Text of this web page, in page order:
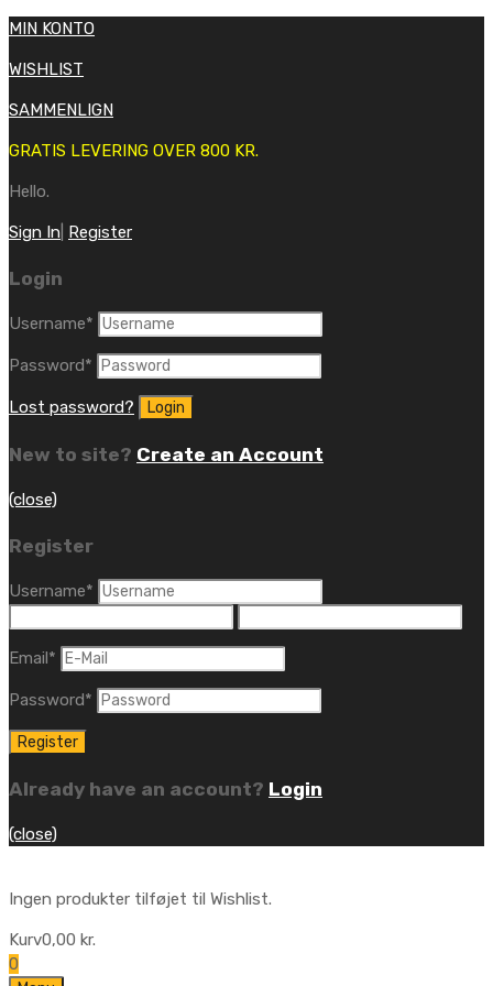
MIN KONTO
WISHLIST
SAMMENLIGN
GRATIS LEVERING OVER 800 KR.
Hello.
Sign In Register
Login
Username*
Password*
Lost password?
New to site? Create an Account
(close)
Register
Username*
Email*
Password*
Already have an account? Login
(close)
Ingen produkter tilføjet til Wishlist.
Kurv0,00 kr.
0